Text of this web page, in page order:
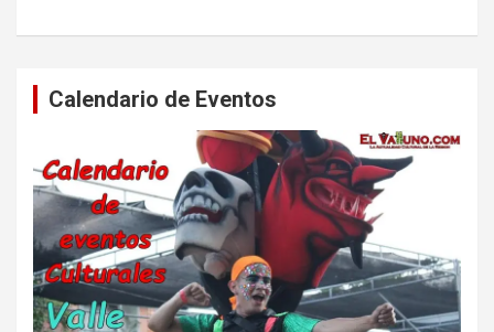
Calendario de Eventos